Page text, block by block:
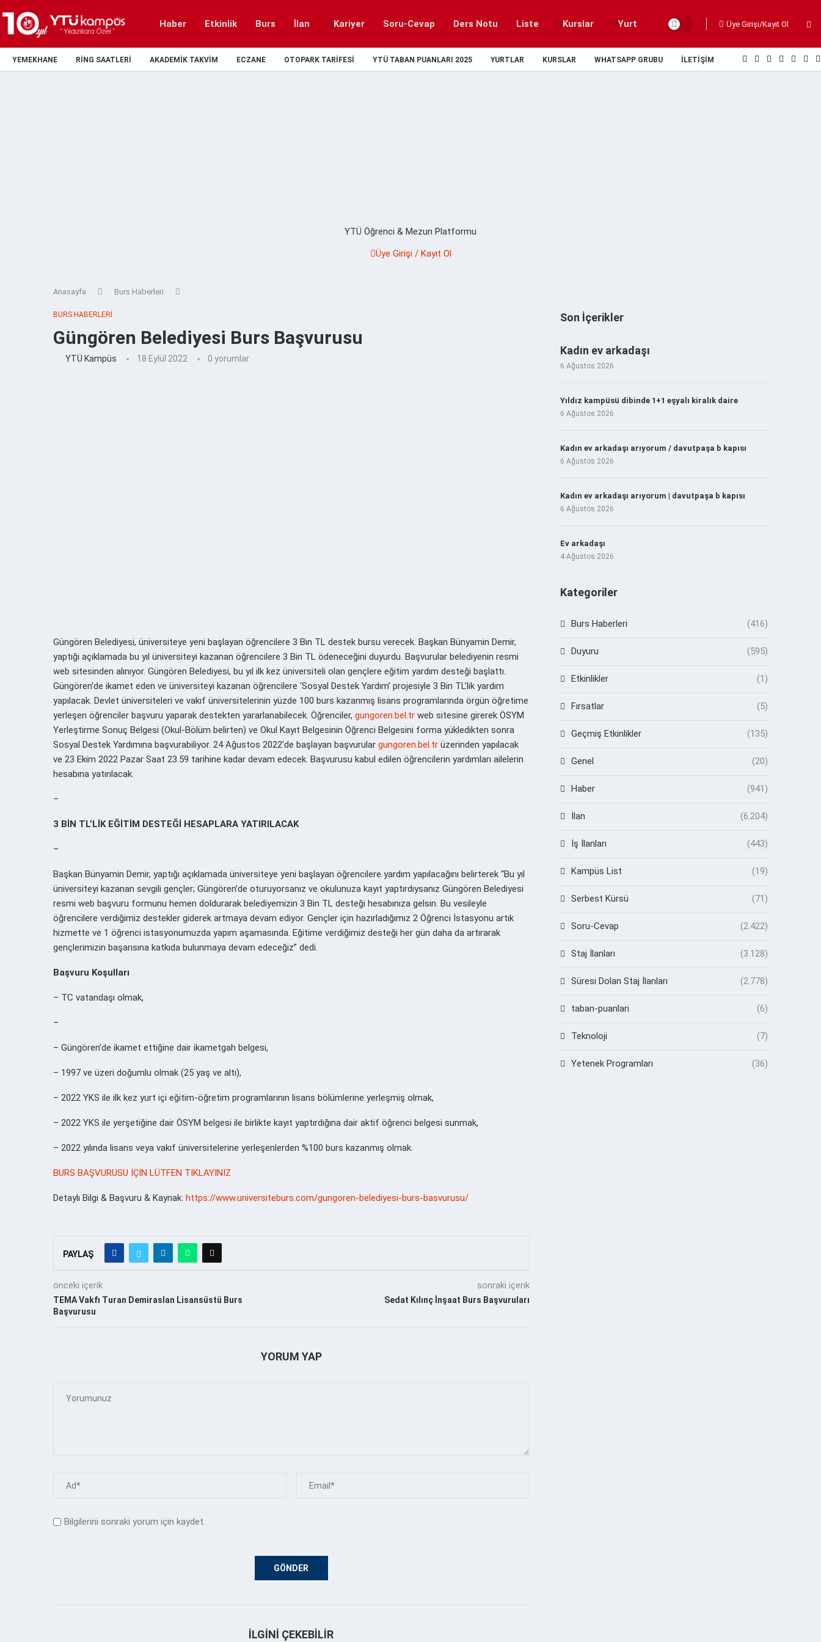
Haber Etkinlik Burs İlan Kariyer Soru-Cevap Ders Notu Liste Kurslar Yurt Üye Girişi/Kayıt Ol
YEMEKHANE RING SAATLERI AKADEMIK TAKVIM ECZANE OTOPARK TARIFESI YTÜ TABAN PUANLARI 2025 YURTLAR KURSLAR WHATSAPP GRUBU İLETIŞIM
YTÜ Öğrenci & Mezun Platformu
Üye Girişi / Kayıt Ol
Anasayfa Burs Haberleri
BURS HABERLERI
Güngören Belediyesi Burs Başvurusu
YTÜ Kampüs 18 Eylül 2022 0 yorumlar
Güngören Belediyesi, üniversiteye yeni başlayan öğrencilere 3 Bin TL destek bursu verecek. Başkan Bünyamin Demir,
yaptığı açıklamada bu yıl üniversiteyi kazanan öğrencilere 3 Bin TL ödeneceğini duyurdu. Başvurular belediyenin resmi
web sitesinden alınıyor. Güngören Belediyesi, bu yıl ilk kez üniversiteli olan gençlere eğitim yardım desteği başlattı.
Güngören’de ikamet eden ve üniversiteyi kazanan öğrencilere ‘Sosyal Destek Yardım’ projesiyle 3 Bin TL’lik yardım
yapılacak. Devlet üniversiteleri ve vakıf üniversitelerinin yüzde 100 burs kazanmış lisans programlarında örgün öğretime
yerleşen öğrenciler başvuru yaparak destekten yararlanabilecek. Öğrenciler, gungoren.bel.tr web sitesine girerek ÖSYM
Yerleştirme Sonuç Belgesi (Okul-Bölüm belirten) ve Okul Kayıt Belgesinin Öğrenci Belgesini forma yükledikten sonra
Sosyal Destek Yardımına başvurabiliyor. 24 Ağustos 2022’de başlayan başvurular gungoren.bel.tr üzerinden yapılacak
ve 23 Ekim 2022 Pazar Saat 23.59 tarihine kadar devam edecek. Başvurusu kabul edilen öğrencilerin yardımları ailelerin
hesabına yatırılacak.
–
3 BİN TL’LİK EĞİTİM DESTEĞİ HESAPLARA YATIRILACAK
–
Başkan Bünyamin Demir, yaptığı açıklamada üniversiteye yeni başlayan öğrencilere yardım yapılacağını belirterek “Bu yıl
üniversiteyi kazanan sevgili gençler; Güngören’de oturuyorsanız ve okulunuza kayıt yaptırdıysanız Güngören Belediyesi
resmi web başvuru formunu hemen doldurarak belediyemizin 3 Bin TL desteği hesabınıza gelsin. Bu vesileyle
öğrencilere verdiğimiz destekler giderek artmaya devam ediyor. Gençler için hazırladığımız 2 Öğrenci İstasyonu artık
hizmette ve 1 öğrenci istasyonumuzda yapım aşamasında. Eğitime verdiğimiz desteği her gün daha da artırarak
gençlerimizin başarısına katkıda bulunmaya devam edeceğiz” dedi.
Başvuru Koşulları
– TC vatandaşı olmak,
–
– Güngören’de ikamet ettiğine dair ikametgah belgesi,
– 1997 ve üzeri doğumlu olmak (25 yaş ve altı),
– 2022 YKS ile ilk kez yurt içi eğitim-öğretim programlarının lisans bölümlerine yerleşmiş olmak,
– 2022 YKS ile yerşetiğine dair ÖSYM belgesi ile birlikte kayıt yaptırdığına dair aktif öğrenci belgesi sunmak,
– 2022 yılında lisans veya vakıf üniversitelerine yerleşenlerden %100 burs kazanmış olmak.
BURS BAŞVURUSU İÇİN LÜTFEN TIKLAYINIZ
Detaylı Bilgi & Başvuru & Kaynak: https://www.universiteburs.com/gungoren-belediyesi-burs-basvurusu/
PAYLAŞ
önceki içerik
TEMA Vakfı Turan Demiraslan Lisansüstü Burs
Başvurusu
sonraki içerik
Sedat Kılınç İnşaat Burs Başvuruları
YORUM YAP
Bilgilerini sonraki yorum için kaydet.
İLGINI ÇEKEBILIR
Son İçerikler
Kadın ev arkadaşı
6 Ağustos 2026
Yıldız kampüsü dibinde 1+1 eşyalı kiralık daire
6 Ağustos 2026
Kadın ev arkadaşı arıyorum / davutpaşa b kapısı
6 Ağustos 2026
Kadın ev arkadaşı arıyorum | davutpaşa b kapısı
6 Ağustos 2026
Ev arkadaşı
4 Ağustos 2026
Kategoriler
Burs Haberleri (416)
Duyuru (595)
Etkinlikler (1)
Fırsatlar (5)
Geçmiş Etkinlikler (135)
Genel (20)
Haber (941)
İlan (6.204)
İş İlanları (443)
Kampüs List (19)
Serbest Kürsü (71)
Soru-Cevap (2.422)
Staj İlanları (3.128)
Süresi Dolan Staj İlanları (2.778)
taban-puanlari (6)
Teknoloji (7)
Yetenek Programları (36)